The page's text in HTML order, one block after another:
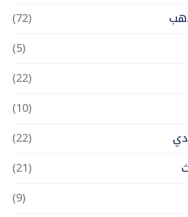
(72)
(5)
(22)
(10)
(22)
(21)
(9)